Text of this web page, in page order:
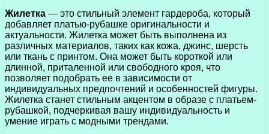
Жилетка — это стильный элемент гардероба, который
добавляет платью-рубашке оригинальности и
актуальности. Жилетка может быть выполнена из
различных материалов, таких как кожа, джинс, шерсть
или ткань с принтом. Она может быть короткой или
длинной, приталенной или свободного кроя, что
позволяет подобрать ее в зависимости от
индивидуальных предпочтений и особенностей фигуры.
Жилетка станет стильным акцентом в образе с платьем-
рубашкой, подчеркивая вашу индивидуальность и
умение играть с модными трендами.